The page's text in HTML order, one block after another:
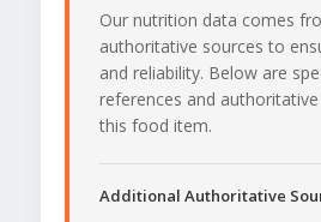
Our nutrition data comes
authoritative sources to
and reliability. Below are
references and
this food item.
Additional Authoritative